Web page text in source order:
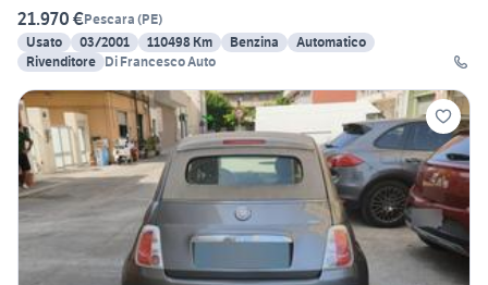
21.970 €Pescara (PE)
Usato
03/2001 110498 Km Benzina
Automatico
Rivenditore Di Francesco Auto